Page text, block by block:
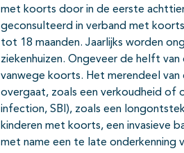
met koorts door in de eerste
geconsulteerd in verband met
tot 18 maanden. Jaarlijks worden
ziekenhuizen. Ongeveer de helft
vanwege koorts. Het merendeel
overgaat, zoals een verkoudheid of
infection, SBI), zoals een
kinderen met koorts, een invasieve
met name een te late